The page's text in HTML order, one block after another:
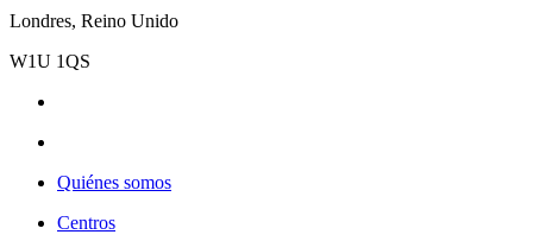
Londres, Reino Unido
W1U 1QS
Quiénes somos
Centros